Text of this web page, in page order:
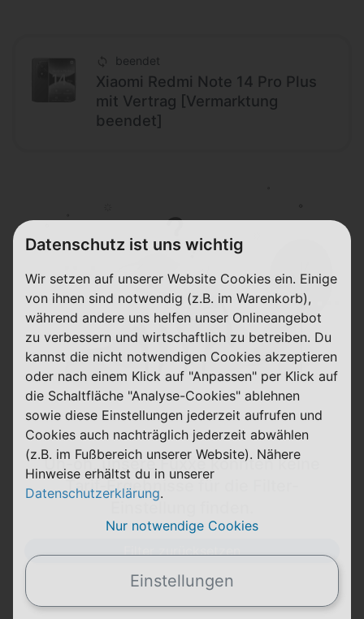
beendet
Xiaomi Redmi Note 14 Pro Plus
mit Vertrag [Vermarktung
beendet]
Uh-oh, unsere Füxxe konnten keine
Tarif-Ergebnisse für die Filter-
Filter zurücksetzen
Datenschutz ist uns wichtig
Wir setzen auf unserer Website Cookies ein. Einige
von ihnen sind notwendig (z.B. im Warenkorb),
während andere uns helfen unser Onlineangebot
zu verbessern und wirtschaftlich zu betreiben. Du
kannst die nicht notwendigen Cookies akzeptieren
oder nach einem Klick auf "Anpassen" per Klick auf
die Schaltfläche "Analyse-Cookies" ablehnen
sowie diese Einstellungen jederzeit aufrufen und
Cookies auch nachträglich jederzeit abwählen
(z.B. im Fußbereich unserer Website). Nähere
Hinweise erhältst du in unserer
Datenschutzerklärung.
Nur notwendige Cookies
Einstellungen